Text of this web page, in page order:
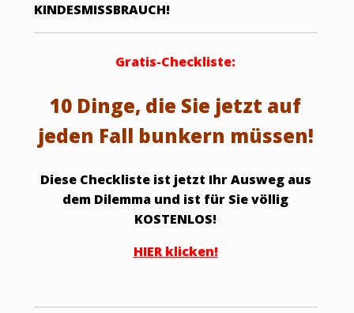
KINDESMISSBRAUCH!
Gratis-Checkliste:
10 Dinge, die Sie jetzt auf
jeden Fall bunkern müssen!
Diese Checkliste ist jetzt Ihr Ausweg aus
dem Dilemma und ist für Sie völlig
KOSTENLOS!
HIER klicken!